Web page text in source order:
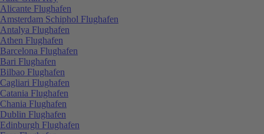
Alicante Flughafen
Amsterdam Schiphol Flughafen
Antalya Flughafen
Athen Flughafen
Barcelona Flughafen
Bari Flughafen
Bilbao Flughafen
Cagliari Flughafen
Catania Flughafen
Chania Flughafen
Dublin Flughafen
Edinburgh Flughafen